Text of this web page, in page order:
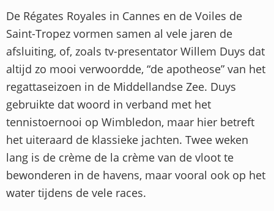
De Régates Royales in Cannes en de Voiles de
Saint-Tropez vormen samen al vele jaren de
afsluiting, of, zoals tv-presentator Willem Duys dat
altijd zo mooi verwoordde, “de apotheose” van het
regattaseizoen in de Middellandse Zee. Duys
gebruikte dat woord in verband met het
tennistoernooi op Wimbledon, maar hier betreft
het uiteraard de klassieke jachten. Twee weken
lang is de crème de la crème van de vloot te
bewonderen in de havens, maar vooral ook op het
water tijdens de vele races.